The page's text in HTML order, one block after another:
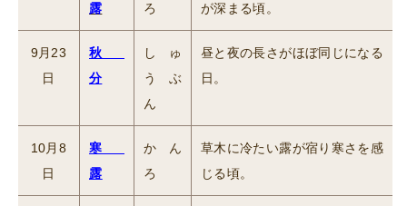
露
ろ
が深まる頃。
9月23
日
秋
分
しゅ
うぶ
ん
昼と夜の長さがほぼ同じになる
日。
10月8
日
寒
露
かん
ろ
草木に冷たい露が宿り寒さを感
じる頃。